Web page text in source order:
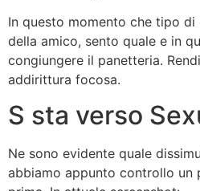
In questo momento che tipo di
della amico, sento quale e in
congiungere il panetteria.
addirittura focosa.
S sta verso
Ne sono evidente quale
abbiamo appunto controllo un